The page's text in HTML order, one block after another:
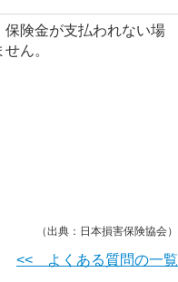
険金が支払われない場
ん。
（出典：日本損害保険協会）
<< よくある質問の一覧